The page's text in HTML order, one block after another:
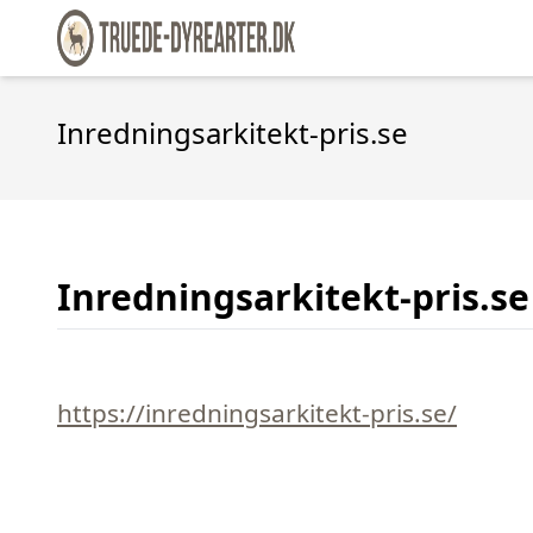
Inredningsarkitekt-pris.se
Inredningsarkitekt-pris.se
https://inredningsarkitekt-pris.se/